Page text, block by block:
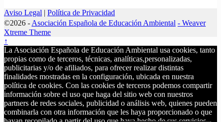
Aviso Legal | Política de Privacidad
©2026 - Asociación Española de Educación Ambiental - Weaver
Xtreme Theme
↑
La Asociación Española de Educación Ambiental usa cookies, tanto
propias como de terceros, técnicas, analíticas,personalizadas,
publicitarias y/o de afiliados, para ofrecer realizar distintas
finalidades mostradas en la configuración, ubicada en nuestra
política de cookies. Con las cookies de terceros podemos compartir
información sobre el uso que haga del sitio web con nuestros
partners de redes sociales, publicidad o análisis web, quienes pueden
combinarla con otra información que les haya proporcionado o que